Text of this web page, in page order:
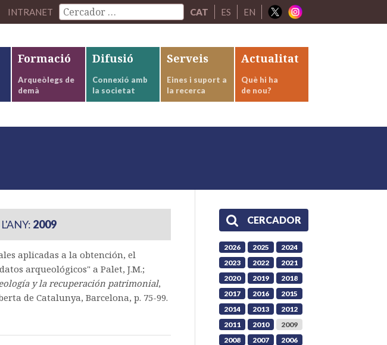
INTRANET CAT ES EN
Formació
Arqueòlegs de
demà
Difusió
Connexió amb
la societat
Serveis
Eines i suport a
la recerca
Actualitat
Què hi ha
de nou?
2009
aplicadas a la obtención, el
arqueológicos" a Palet, J.M.;
y la recuperación patrimonial,
de Catalunya, Barcelona, p. 75-99.
CERCADOR
2026 2025
2024
2023
2022
2021
2020
2019
2018
2017
2016
2015
2014
2013
2012
2011
2010
2009
2008
2007
2006